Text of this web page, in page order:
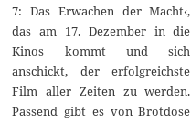
7: Das Erwachen der Macht‹,
das am 17. Dezember in die
Kinos kommt und sich
anschickt, der erfolgreichste
Film aller Zeiten zu werden.
Passend gibt es von Brotdose